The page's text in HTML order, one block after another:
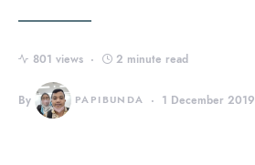
801 views 2 minute read
By PAPIBUNDA 1 December 2019